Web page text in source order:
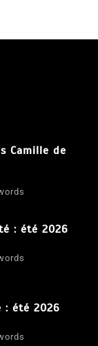
Camille de
: été 2026
: été 2026